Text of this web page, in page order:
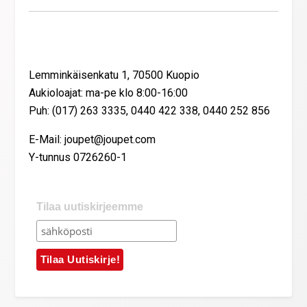
Lemminkäisenkatu 1, 70500 Kuopio
Aukioloajat: ma-pe klo 8:00-16:00
Puh: (017) 263 3335, 0440 422 338, 0440 252 856
E-Mail: joupet@joupet.com
Y-tunnus 0726260-1
Tilaa uutiskirjeemme